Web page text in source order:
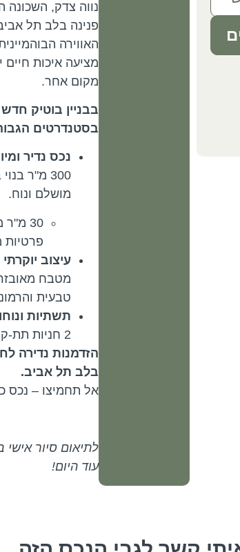
נווה צדק, השכונה
פנינה בלב תל
האווירה
מציעה איכות
מקום אחר.
בבניין בוטיק
בסטנדרטים
נכס נדיר
300 מ"ר
מושלם ונוח.
30
עיצוב
מטבח
טבעית
תשתיות
2 חניות תת-קרקעיות ומחסן פרטי.
הזדמנות נדירה
בלב תל אביב.
אל תחמיצו – נכס
לתיאום סיור
עוד היום!